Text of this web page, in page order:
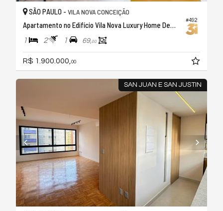
#492
SÃO PAULO - VILA NOVA CONCEIÇÃO
Apartamento no Edifício Vila Nova Luxury Home Design
1 2 1 69,00
R$ 1.900.000, 00
SAN JUAN E SAN JUSTIN